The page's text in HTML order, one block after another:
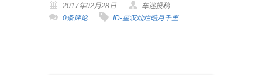
2017年02月28日
车迷投稿
0条评论
ID-星汉灿烂皓月千里